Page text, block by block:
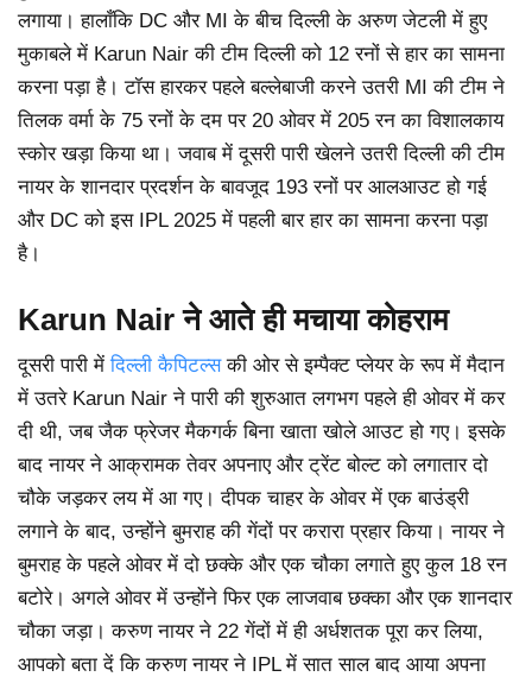
लगाया। हालाँकि DC और MI के बीच दिल्ली के अरुण जेटली में हुए
मुकाबले में Karun Nair की टीम दिल्ली को 12 रनों से हार का सामना
करना पड़ा है। टॉस हारकर पहले बल्लेबाजी करने उतरी MI की टीम ने
तिलक वर्मा के 75 रनों के दम पर 20 ओवर में 205 रन का विशालकाय
स्कोर खड़ा किया था। जवाब में दूसरी पारी खेलने उतरी दिल्ली की टीम
नायर के शानदार प्रदर्शन के बावजूद 193 रनों पर आलआउट हो गई
और DC को इस IPL 2025 में पहली बार हार का सामना करना पड़ा
है।
Karun Nair ने आते ही मचाया कोहराम
दूसरी पारी मेंदिल्ली कैपिटल्सकी ओर से इम्पैक्ट प्लेयर के रूप में मैदान
में उतरे Karun Nair ने पारी की शुरुआत लगभग पहले ही ओवर में कर
दी थी, जब जैक फ्रेजर मैकगर्क बिना खाता खोले आउट हो गए। इसके
बाद नायर ने आक्रामक तेवर अपनाए और ट्रेंट बोल्ट को लगातार दो
चौके जड़कर लय में आ गए। दीपक चाहर के ओवर में एक बाउंड्री
लगाने के बाद, उन्होंने बुमराह की गेंदों पर करारा प्रहार किया। नायर ने
बुमराह के पहले ओवर में दो छक्के और एक चौका लगाते हुए कुल 18 रन
बटोरे। अगले ओवर में उन्होंने फिर एक लाजवाब छक्का और एक शानदार
चौका जड़ा। करुण नायर ने 22 गेंदों में ही अर्धशतक पूरा कर लिया,
आपको बता दें कि करुण नायर ने IPL में सात साल बाद आया अपना